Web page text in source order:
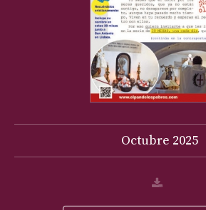
Octubre 2025